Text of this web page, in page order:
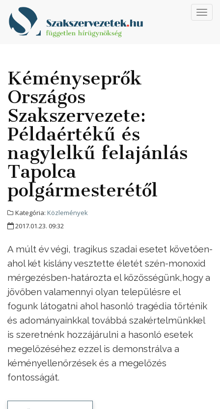
Kéményseprők
Országos
Szakszervezete:
Példaértékű és
nagylelkű felajánlás
Tapolca
polgármesterétől
Kategória: Közlemények
2017.01.23. 09:32
A múlt év végi, tragikus szadai esetet követően-
ahol két kislány vesztette életét szén-monoxid
mérgezésben-határozta el közösségünk,hogy a
jövőben valamennyi olyan településre el
fogunk látogatni ahol hasonló tragédia történik
és adományainkkal továbbá szakértelmünkkel
is szeretnénk hozzájárulni a hasonló esetek
megelőzéséhez ezzel is demonstrálva a
kéményellenőrzések és a megelőzés
fontosságát.